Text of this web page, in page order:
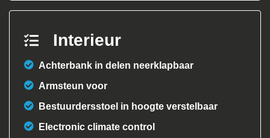
Interieur
Achterbank in delen neerklapbaar
Armsteun voor
Bestuurdersstoel in hoogte verstelbaar
Electronic climate control